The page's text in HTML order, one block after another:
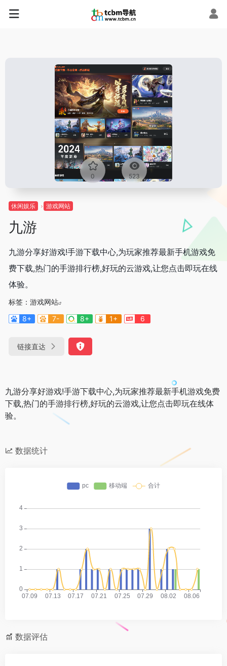
0 523
休闲娱乐 游戏网站
九游
九游分享好游戏!手游下载中心,为玩家推荐最新手机游戏免
费下载,热门的手游排行榜,好玩的云游戏,让您点击即玩在线
体验。
标签： 游戏网站
8+
7- 8+ 1+ 6
链接直达
九游分享好游戏!手游下载中心,为玩家推荐最新手机游戏免费
下载,热门的手游排行榜,好玩的云游戏,让您点击即玩在线体
验。
数据统计
数据评估